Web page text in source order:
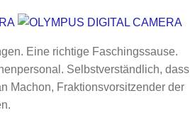
Eine richtige Faschingssause.
Selbstverständlich, dass
Machon, Fraktionsvorsitzender der